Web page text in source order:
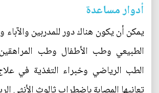
أدوار مساعدة
يمكن أن يكون هناك دور للمدربين والآباء
الطبيعي وطب الأطفال وطب
الطب الرياضي وخبراء التغذية في